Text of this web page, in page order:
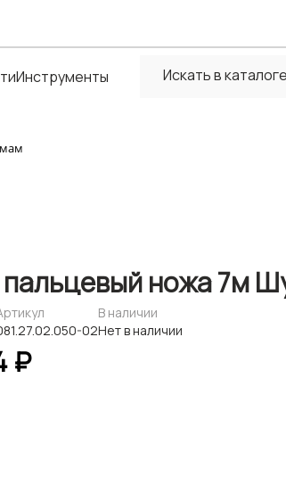
Инструменты
пальцевый ножа 7м
02
В наличии
Нет в наличии
₽